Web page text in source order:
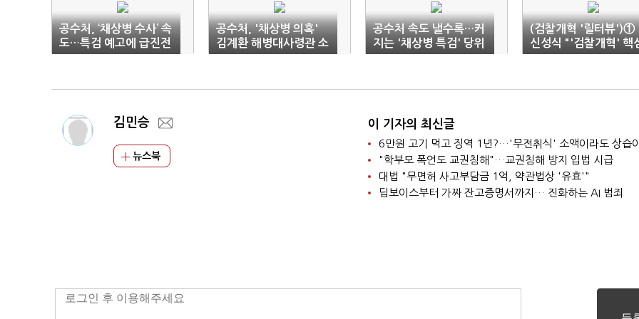
공수처, ‘채상병 수사’ 속
도…특검 예고에 급진전
공수처, '채상병 의혹'
김계환 해병대사령관 소
환
공수처 속도 낼수록…커
지는 '채상병 특검' 당위
성
(검찰개혁 '릴터뷰')①
신성식 "'검찰개혁' 핵
은 기소·수사 분리"
김민승
뉴스북
이 기자의 최신글
"학부모 폭언도 교권침해"…교권침해 방지 입법 시급
대법 "무면허 사고부담금 1억, 약관법상 '유효'"
딥보이스부터 가짜 잔고증명서까지… 진화하는 AI 범죄